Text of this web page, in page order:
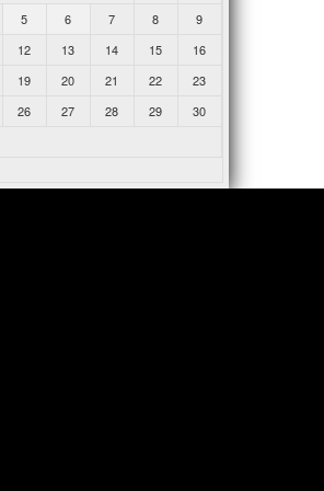
5 6 7 8
9
12 13 14 15
16
19 20 21 22
23
26 27 28 29
30